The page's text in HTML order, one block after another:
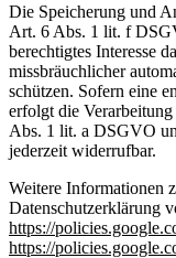
Die Speicherung und
Art. 6 Abs. 1 lit. f
berechtigtes Interesse
missbräuchlicher
schützen. Sofern eine
erfolgt die
Abs. 1 lit. a DSGVO
jederzeit widerrufbar.
Weitere Informationen
Datenschutzerklärung
https://
https://